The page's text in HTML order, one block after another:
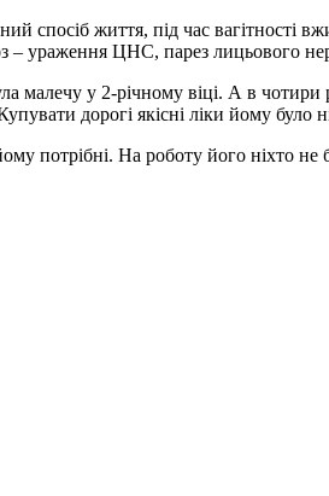
спосіб життя, під час вагітності
– ураження ЦНС, парез лицьового
у 2-річному віці. А в чотири
дорогі якісні ліки йому
потрібні. На роботу його ніхто